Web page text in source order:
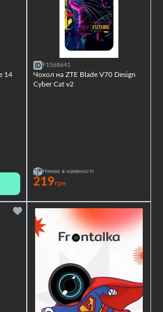
14
F1568641
Чохол на ZTE Blade V70 Design
Cyber Cat v2
Немає в наявності
219грн